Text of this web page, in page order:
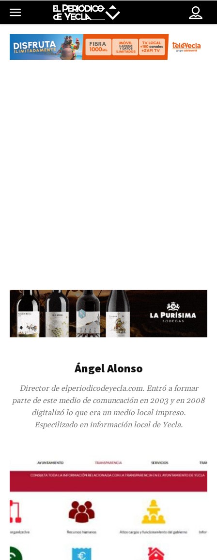
Ángel Alonso
Director de elperiodicodeyecla.com. Entró a formar
parte de este medio de comuncación en 2003 y en 2008
digitalizó lo que era un medio local impreso.
Especilizado en información local de Yecla.